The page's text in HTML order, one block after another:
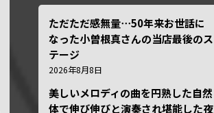
ただただ感無量⋯50年来お世話に
なった小曽根真さんの当店最後のス
テージ
2026年8月8日
美しいメロディの曲を円熟した自然
体で伸び伸びと演奏され堪能した夜